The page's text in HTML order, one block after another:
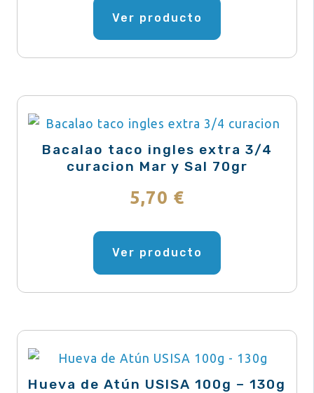
producto
Ver producto
Bacalao taco ingles extra 3/4
curacion Mar y Sal 70gr
5,70 €
Ver producto
Hueva de Atún USISA 100g – 130g